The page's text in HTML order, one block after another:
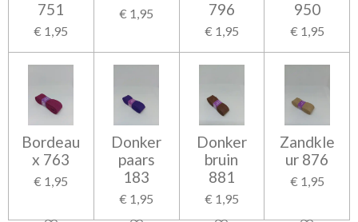
751
€ 1,95
€ 1,95
796
€ 1,95
950
€ 1,95
Bordeau
x 763
€ 1,95
Donker
paars
183
€ 1,95
Donker
bruin
881
€ 1,95
Zandkle
ur 876
€ 1,95